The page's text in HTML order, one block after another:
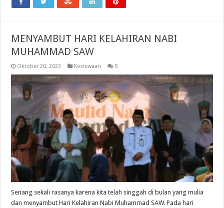
MENYAMBUT HARI KELAHIRAN NABI
MUHAMMAD SAW
Oktober 20, 2023 Kesiswaan 0
Senang sekali rasanya karena kita telah singgah di bulan yang mulia
dan menyambut Hari Kelahiran Nabi Muhammad SAW. Pada hari